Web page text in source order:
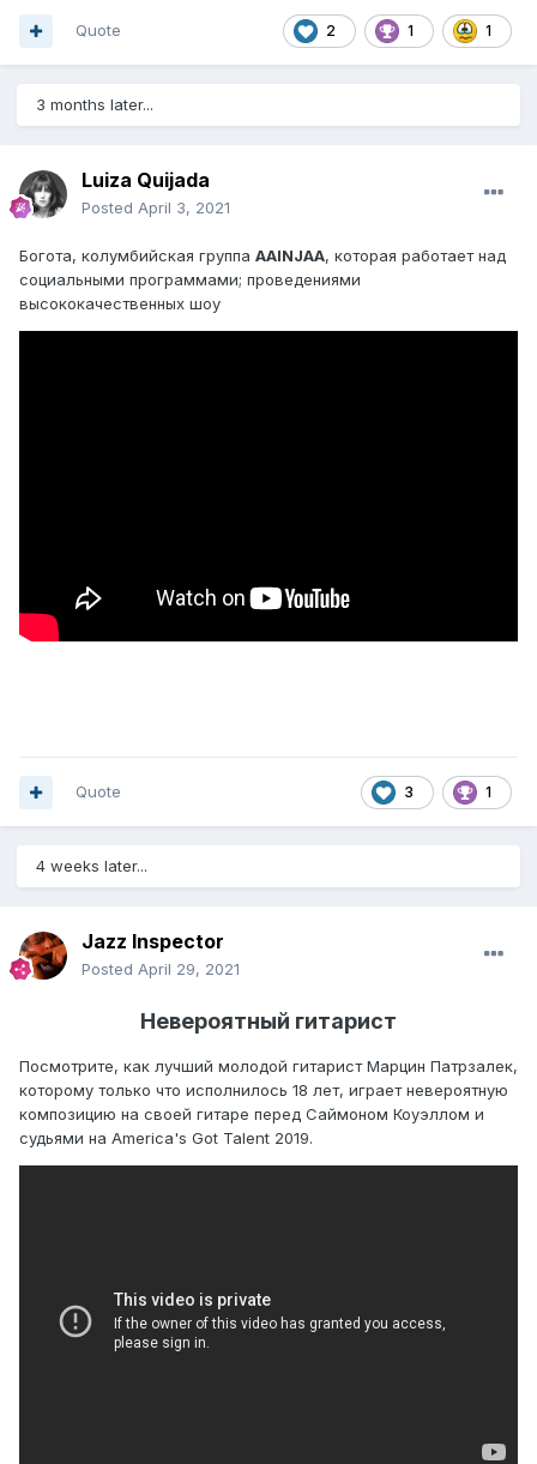
2 1 1
Quote
3 months later...
Luiza Quijada
Posted April 3, 2021
Богота, колумбийская группа AAINJAA, которая работает над
социальными программами; проведениями
высококачественных шоу
3 1
Quote
4 weeks later...
Jazz Inspector
Posted April 29, 2021
Невероятный гитарист
Посмотрите, как лучший молодой гитарист Марцин Патрзалек,
которому только что исполнилось 18 лет, играет невероятную
композицию на своей гитаре перед Саймоном Коуэллом и
судьями на America's Got Talent 2019.